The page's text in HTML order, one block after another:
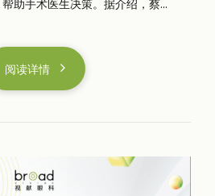
助手术医生决策。据介绍，蔡...
阅读详情